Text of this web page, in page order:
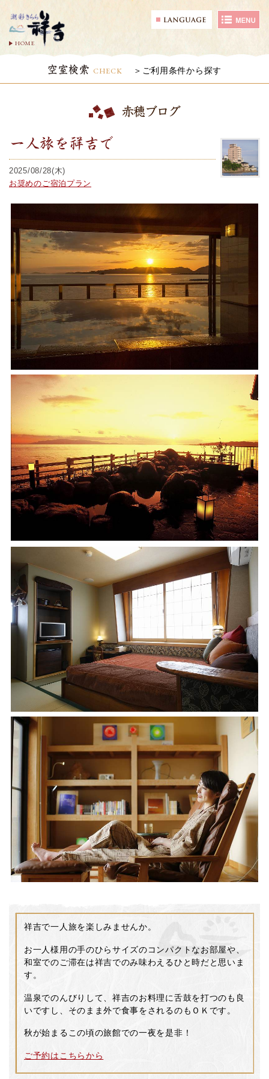
HOME
空室検索 CHECK ご利用条件から探す
赤穂ブログ
一人旅を祥吉で
2025/08/28(木)
お奨めのご宿泊プラン
祥吉で一人旅を楽しみませんか。
お一人様用の手のひらサイズのコンパクトなお部屋や、
和室でのご滞在は祥吉でのみ味わえるひと時だと思いま
す。
温泉でのんびりして、祥吉のお料理に舌鼓を打つのも良
いですし、そのまま外で食事をされるのもＯＫです。
秋が始まるこの頃の旅館での一夜を是非！
ご予約はこちらから